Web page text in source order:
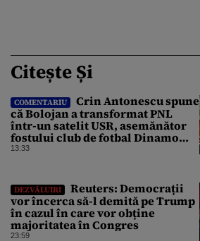
Citește Și
COMENTARIU
Crin Antonescu spune
că Bolojan a transformat PNL
într-un satelit USR, asemănător
fostului club de fotbal Dinamo
Victoria, care a aparținut Miliției
13:33
DEZVĂLUIRI
Reuters: Democrații
vor încerca să-l demită pe Trump
în cazul în care vor obține
majoritatea în Congres
23:59